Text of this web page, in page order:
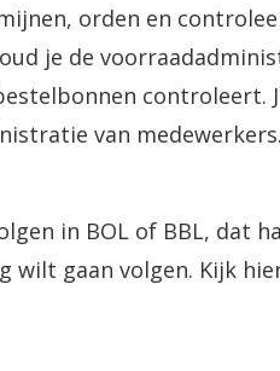
orden en
je de
controleert.
van medewerkers.
in BOL of BBL, dat
wilt gaan volgen. Kijk